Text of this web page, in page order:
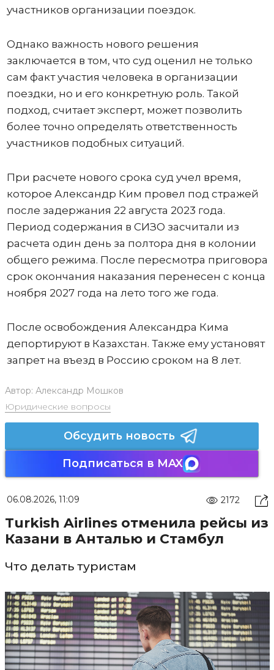
участников организации поездок.
Однако важность нового решения
заключается в том, что суд оценил не только
сам факт участия человека в организации
поездки, но и его конкретную роль. Такой
подход, считает эксперт, может позволить
более точно определять ответственность
участников подобных ситуаций.
При расчете нового срока суд учел время,
которое Александр Ким провел под стражей
после задержания 22 августа 2023 года.
Период содержания в СИЗО засчитали из
расчета один день за полтора дня в колонии
общего режима. После пересмотра приговора
срок окончания наказания перенесен с конца
ноября 2027 года на лето того же года.
После освобождения Александра Кима
депортируют в Казахстан. Также ему установят
запрет на въезд в Россию сроком на 8 лет.
Автор: Александр Мошков
Юридические вопросы
Обсудить новость
Подписаться в MAX
06.08.2026, 11:09 2172
Turkish Airlines отменила рейсы из
Казани в Анталью и Стамбул
Что делать туристам